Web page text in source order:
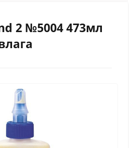
2 №5004 473мл